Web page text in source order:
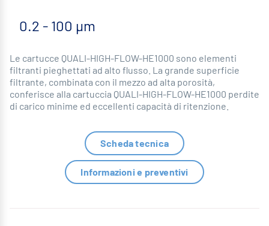
0.2 - 100 µm
Le cartucce QUALI-HIGH-FLOW-HE1000 sono elementi
filtranti pieghettati ad alto flusso. La grande superficie
filtrante, combinata con il mezzo ad alta porosità,
conferisce alla cartuccia QUALI-HIGH-FLOW-HE1000 perdite
di carico minime ed eccellenti capacità di ritenzione.
Scheda tecnica
Informazioni e preventivi